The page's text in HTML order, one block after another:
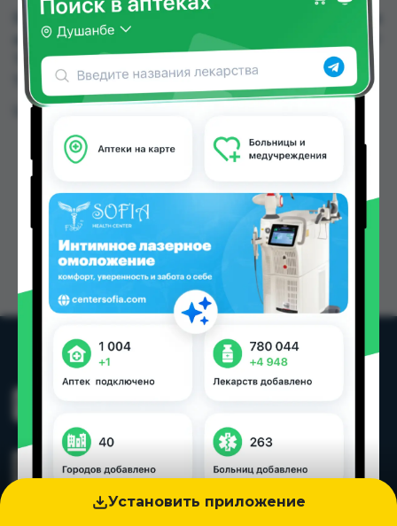
Установить приложение
БЕНЕКОМ 2МЛ №3 можно купить или заказать в
аптеках, Аптека Нур (Nur), Арча по цене от 189.00
TJS до 207.00 TJS в Душанбе и других городах
Таджикистана
Цена: от
189.00 TJS